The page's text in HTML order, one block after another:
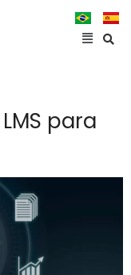
para